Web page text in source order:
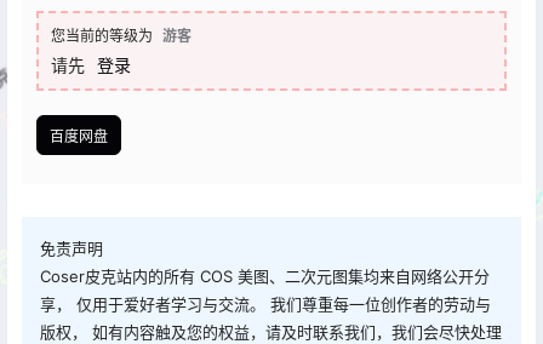
您当前的等级为 游客
请先 登录
百度网盘
免责声明
Coser皮克站内的所有 COS 美图、二次元图集均来自网络公开分
享， 仅用于爱好者学习与交流。 我们尊重每一位创作者的劳动与
版权， 如有内容触及您的权益，请及时联系我们，我们会尽快处理